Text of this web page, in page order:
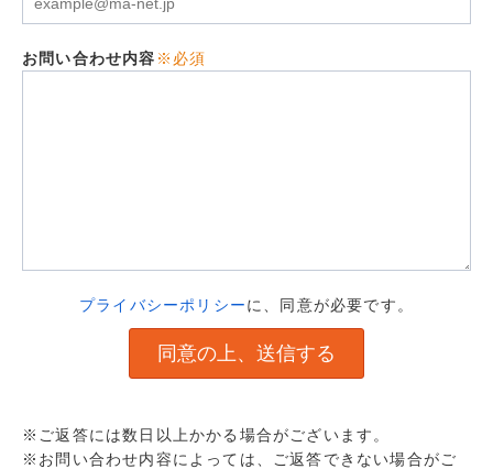
お問い合わせ内容 ※必須
プライバシーポリシーに、同意が必要です。
※ご返答には数日以上かかる場合がございます。
※お問い合わせ内容によっては、ご返答できない場合がご